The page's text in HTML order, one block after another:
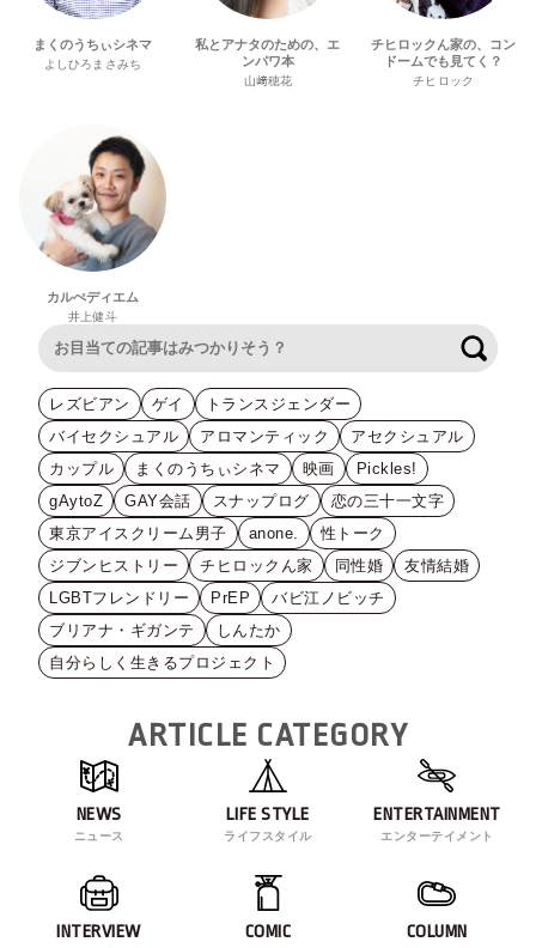
まくのうちぃシネマ
よしひろまさみち
私とアナタのための、エ
ンパワ本
山﨑穂花
チヒロックん家の、コン
ドームでも見てく？
チヒロック
カルぺディエム
井上健斗
レズビアン ゲイ
トランスジェンダー
バイセクシュアル
アロマンティック
アセクシュアル
カップル
まくのうちぃシネマ 映画
Pickles!
gAytoZ
GAY会話 スナップログ
恋の三十一文字
東京アイスクリーム男子
anone.
性トーク
ジブンヒストリー
チヒロックん家 同性婚
友情結婚
LGBTフレンドリー
PrEP
バビ江ノビッチ
ブリアナ・ギガンテ
しんたか
自分らしく生きるプロジェクト
ARTICLE CATEGORY
NEWS
ニュース
LIFE STYLE
ライフスタイル
ENTERTAINMENT
エンターテイメント
INTERVIEW COMIC COLUMN